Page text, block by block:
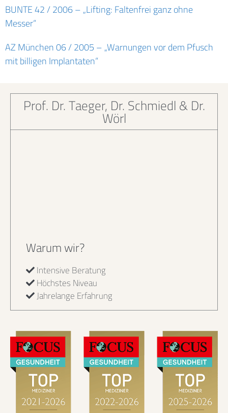
BUNTE 42 / 2006 – „Lifting: Faltenfrei ganz ohne
Messer“
AZ München 06 / 2005 – „Warnungen vor dem Pfusch
mit billigen Implantaten“
Prof. Dr. Taeger, Dr. Schmiedl & Dr.
Wörl
Warum wir?
Intensive Beratung
Höchstes Niveau
Jahrelange Erfahrung